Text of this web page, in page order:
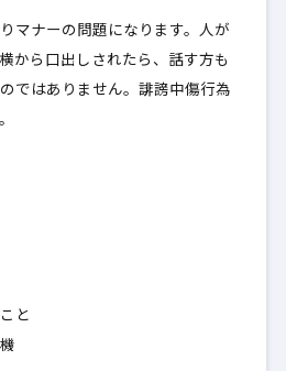
マナーの問題になります。人が
から口出しされたら、話す方も
ではありません。誹謗中傷行為
と